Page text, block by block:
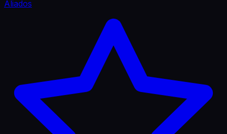
Aliados